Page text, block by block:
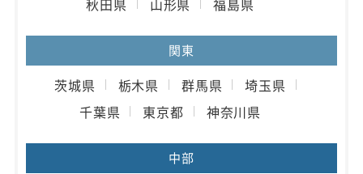
関東
茨城県 栃木県 群馬県
埼玉県
千葉県
東京都 神奈川県
中部